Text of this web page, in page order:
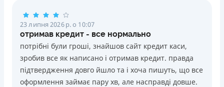
23 липня 2026 р. о 10:07
отримав кредит - все нормально
потрібні були гроші, знайшов сайт кредит каси,
зробив все як написано і отримав кредит. правда
підтвердження довго йшло та і хоча пишуть, що все
оформлення займає пару хв, але насправді довше.